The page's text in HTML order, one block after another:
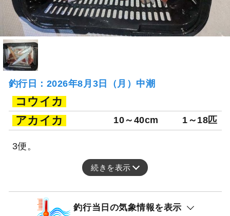
釣行日：2026年8月3日（月）中潮
コウイカ
アカイカ
10～40cm 1～18匹
3便。
続きを表示
釣行当日の気象情報を表示